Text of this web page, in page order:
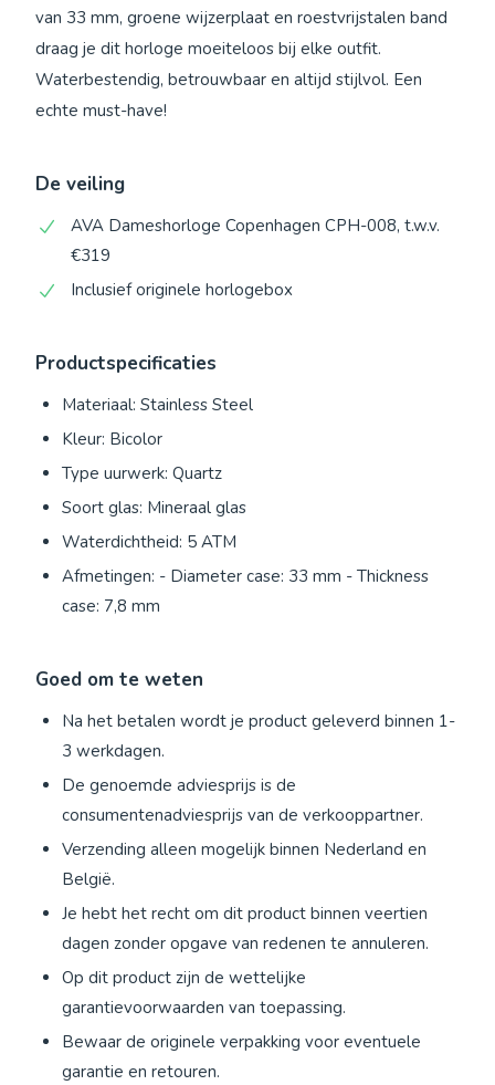
van 33 mm, groene wijzerplaat en roestvrijstalen band
draag je dit horloge moeiteloos bij elke outfit.
Waterbestendig, betrouwbaar en altijd stijlvol. Een
echte must-have!
De veiling
AVA Dameshorloge Copenhagen CPH-008, t.w.v.
€319
Inclusief originele horlogebox
Productspecificaties
Materiaal: Stainless Steel
Kleur: Bicolor
Type uurwerk: Quartz
Soort glas: Mineraal glas
Waterdichtheid: 5 ATM
Afmetingen: - Diameter case: 33 mm - Thickness
case: 7,8 mm
Goed om te weten
Na het betalen wordt je product geleverd binnen 1-
3 werkdagen.
De genoemde adviesprijs is de
consumentenadviesprijs van de verkooppartner.
Verzending alleen mogelijk binnen Nederland en
België.
Je hebt het recht om dit product binnen veertien
dagen zonder opgave van redenen te annuleren.
Op dit product zijn de wettelijke
garantievoorwaarden van toepassing.
Bewaar de originele verpakking voor eventuele
garantie en retouren.